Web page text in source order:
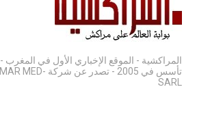
المراكشية - الموقع الإخباري الأول في المغرب -
تأسس في 2005 - تصدر عن شركة IMAR MED-
SARL